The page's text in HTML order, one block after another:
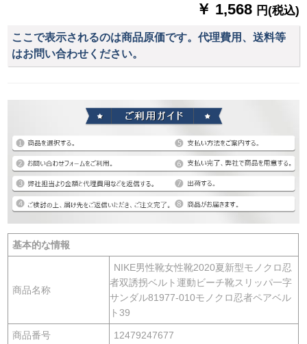
￥ 1,568 円(税込)
ここで表示されるのは商品原価です。代理費用、送料等
はお問い合わせください。
基本的な情報
商品名称
NIKE男性靴女性靴2020夏新型モノクロ忍
者双誘拐ベルト運動ビーチ靴スリッパ一字
サンダル81977-010モノクロ忍者ペアベル
ト39
商品番号 12479247677